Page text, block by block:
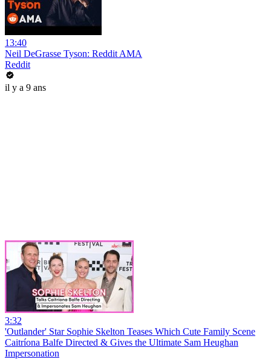
13:40
Neil DeGrasse Tyson: Reddit AMA
Reddit
il y a 9 ans
3:32
'Outlander' Star Sophie Skelton Teases Which Cute Family Scene
Caitríona Balfe Directed & Gives the Ultimate Sam Heughan
Impersonation